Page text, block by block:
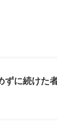
ずに続けた